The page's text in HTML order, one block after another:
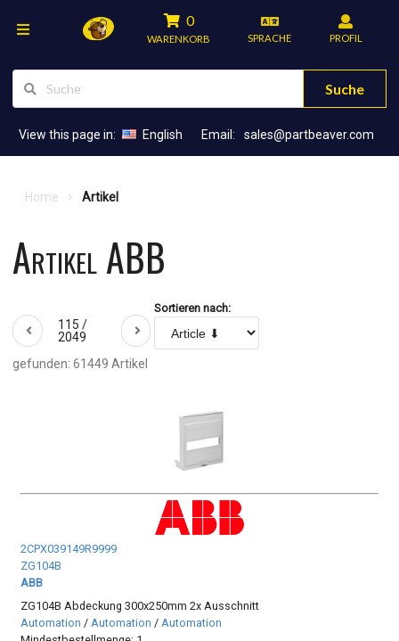
0
WARENKORB SPRACHE PROFIL
Suche
View this page in: English Email: sales@partbeaver.com
Home Artikel
Artikel ABB
115 /
2049
Sortieren nach:
gefunden: 61449 Artikel
2CPX039149R9999
ZG104B
ABB
ZG104B Abdeckung 300x250mm 2x Ausschnitt
Automation / Automation / Automation